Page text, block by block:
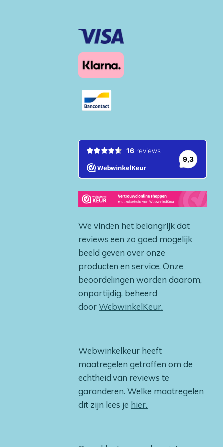
We vinden het belangrijk dat
reviews een zo goed mogelijk
beeld geven over onze
producten en service. Onze
beoordelingen worden daarom,
onpartijdig, beheerd
doorWebwinkelKeur.
Webwinkelkeur heeft
maatregelen getroffen om de
echtheid van reviews te
garanderen. Welke maatregelen
dit zijn lees je hier.